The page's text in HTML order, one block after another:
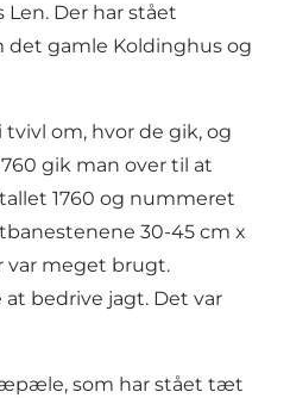
Der har stået
det gamle Koldinghus og
om, hvor de gik, og
gik man over til at
1760 og nummeret
30-45 cm x
var meget brugt.
bedrive jagt. Det var
som har stået tæt